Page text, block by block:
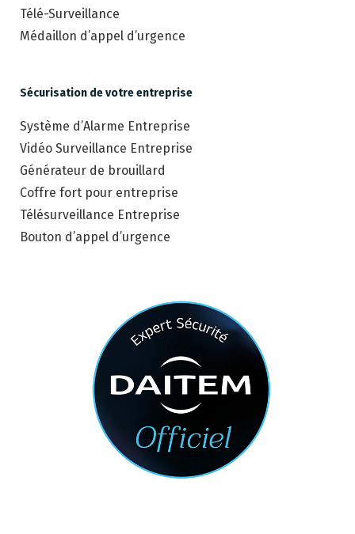
Télé-Surveillance
Médaillon d’appel d’urgence
Sécurisation de votre entreprise
Système d’Alarme Entreprise
Vidéo Surveillance Entreprise
Générateur de brouillard
Coffre fort pour entreprise
Télésurveillance Entreprise
Bouton d’appel d’urgence